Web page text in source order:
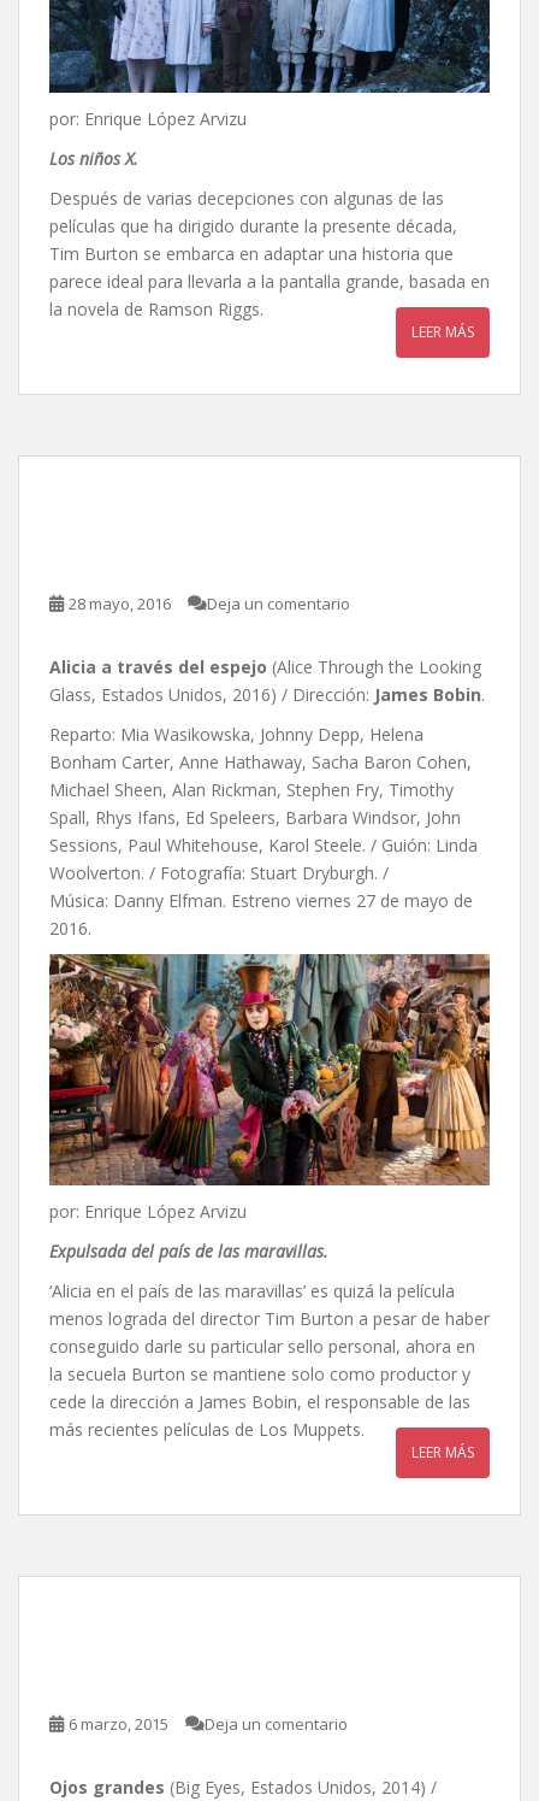
por: Enrique López Arvizu
Los niños X.
Después de varias decepciones con algunas de las
películas que ha dirigido durante la presente década,
Tim Burton se embarca en adaptar una historia que
parece ideal para llevarla a la pantalla grande, basada en
la novela de Ramson Riggs.
LEER MÁS
28 mayo, 2016 Deja un comentario
Alicia a través del espejo (Alice Through the Looking
Glass, Estados Unidos, 2016) / Dirección: James Bobin.
Reparto: Mia Wasikowska, Johnny Depp, Helena
Bonham Carter, Anne Hathaway, Sacha Baron Cohen,
Michael Sheen, Alan Rickman, Stephen Fry, Timothy
Spall, Rhys Ifans, Ed Speleers, Barbara Windsor, John
Sessions, Paul Whitehouse, Karol Steele. / Guión: Linda
Woolverton. / Fotografía: Stuart Dryburgh. /
Música: Danny Elfman. Estreno viernes 27 de mayo de
2016.
por: Enrique López Arvizu
Expulsada del país de las maravillas.
‘Alicia en el país de las maravillas’ es quizá la película
menos lograda del director Tim Burton a pesar de haber
conseguido darle su particular sello personal, ahora en
la secuela Burton se mantiene solo como productor y
cede la dirección a James Bobin, el responsable de las
más recientes películas de Los Muppets.
LEER MÁS
6 marzo, 2015 Deja un comentario
Ojos grandes (Big Eyes, Estados Unidos, 2014) /